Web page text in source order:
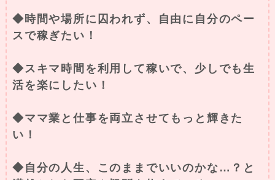
◆時間や場所に囚われず、自由に自分のペー
スで稼ぎたい！
◆スキマ時間を利用して稼いで、少しでも生
活を楽にしたい！
◆ママ業と仕事を両立させてもっと輝きた
い！
◆自分の人生、このままでいいのかな…？と